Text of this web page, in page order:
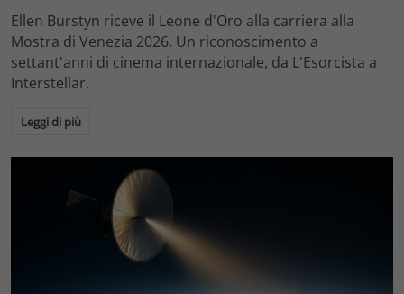
Ellen Burstyn riceve il Leone d'Oro alla carriera alla
Mostra di Venezia 2026. Un riconoscimento a
settant'anni di cinema internazionale, da L'Esorcista a
Interstellar.
Leggi di più